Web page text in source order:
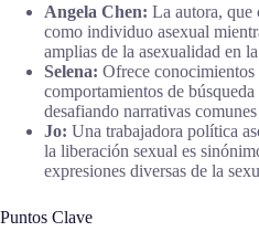
Angela Chen: La autora, que
como individuo asexual
amplias de la asexualidad en
Selena: Ofrece
comportamientos de
desafiando narrativas
Jo: Una trabajadora política
la liberación sexual es
expresiones diversas de la
Puntos Clave